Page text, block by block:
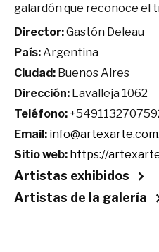
galardón que reconoce el
Director:Gastón Deleau
País: Argentina
Ciudad: Buenos Aires
Dirección: Lavalleja 1062
Teléfono:
Email:
Sitio web: https://
Artistas exhibidos
Artistas de la galería